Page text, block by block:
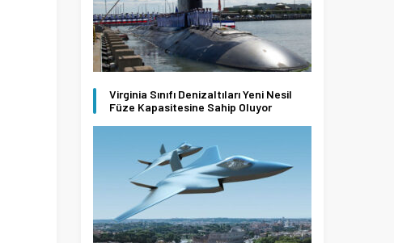
Virginia Sınıfı Denizaltıları Yeni Nesil
Füze Kapasitesine Sahip Oluyor